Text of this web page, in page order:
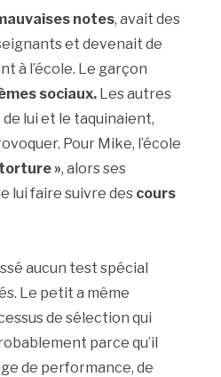
notes, avait des
et devenait de
à l’école. Le garçon
sociaux. Les autres
lui et le taquinaient,
Pour Mike, l’école
», alors ses
lui faire suivre des cours
aucun test spécial
Le petit a même
de sélection qui
parce qu’il
de performance, de